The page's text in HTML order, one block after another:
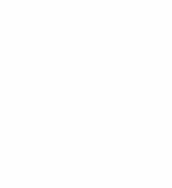
favoris